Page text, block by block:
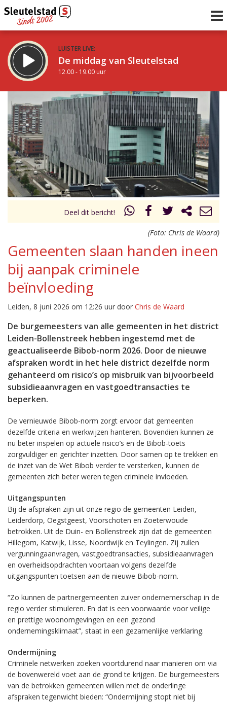
LUISTER LIVE:
De middag van Sleutelstad
12.00 - 19.00 uur
De avond van Sleutelstad
19.00 - 22.00 uur
Vorig uur
uur 1 van 0 Volgend uur
Inklappen
Deel dit bericht!
(Foto: Chris de Waard)
Gemeenten slaan handen ineen
bij aanpak criminele
beïnvloeding
Leiden, 8 juni 2026 om 12:26 uur door Chris de Waard
De burgemeesters van alle gemeenten in het district
Leiden-Bollenstreek hebben ingestemd met de
geactualiseerde Bibob-norm 2026. Door de nieuwe
afspraken wordt in het hele district dezelfde norm
gehanteerd om risico’s op misbruik van bijvoorbeeld
subsidieaanvragen en vastgoedtransacties te
beperken.
De vernieuwde Bibob-norm zorgt ervoor dat gemeenten
dezelfde criteria en werkwijzen hanteren. Bovendien kunnen ze
nu beter inspelen op actuele risico’s en de Bibob-toets
zorgvuldiger en gerichter inzetten. Door samen op te trekken en
de inzet van de Wet Bibob verder te versterken, kunnen de
gemeenten zich beter weren tegen criminele invloeden.
Uitgangspunten
Bij de afspraken zijn uit onze regio de gemeenten Leiden,
Leiderdorp, Oegstgeest, Voorschoten en Zoeterwoude
betrokken. Uit de Duin- en Bollenstreek zijn dat de gemeenten
Hillegom, Katwijk, Lisse, Noordwijk en Teylingen. Zij zullen
vergunningaanvragen, vastgoedtransacties, subsidieaanvragen
en overheidsopdrachten voortaan volgens dezelfde
uitgangspunten toetsen aan de nieuwe Bibob-norm.
“Zo kunnen de partnergemeenten zuiver ondernemerschap in de
regio verder stimuleren. En dat is een voorwaarde voor veilige
en prettige woonomgevingen en een gezond
ondernemingsklimaat”, staat in een gezamenlijke verklaring.
Ondermijning
Criminele netwerken zoeken voortdurend naar manieren om via
de bovenwereld voet aan de grond te krijgen. De burgemeesters
van de betrokken gemeenten willen met de onderlinge
afspraken tegenwicht bieden: “Ondermijning stopt niet bij